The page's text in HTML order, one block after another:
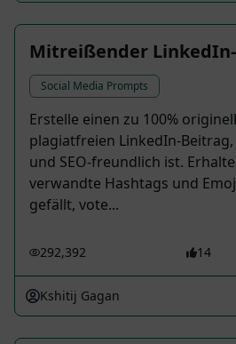
Mitreißender
Social Media Prompts
Erstelle einen zu 100%
plagiatfreien LinkedIn-
und SEO-freundlich ist.
verwandte Hashtags und
gefällt, vote...
292,392 14
Kshitij Gagan